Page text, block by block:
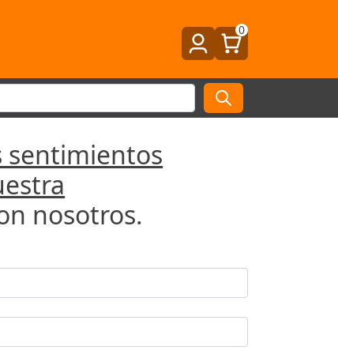
0
sentimientos
nosotros.